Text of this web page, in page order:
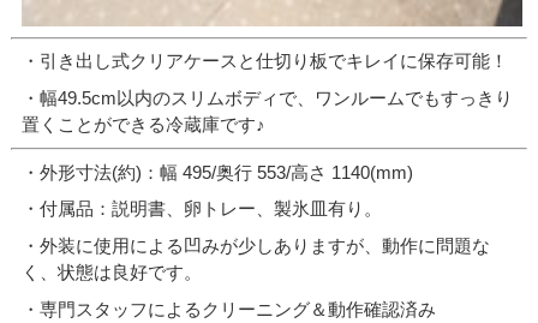
・引き出し式クリアケースと仕切り板でキレイに保存可能！
・幅49.5cm以内のスリムボディで、ワンルームでもすっきり
置くことができる冷蔵庫です♪
・外形寸法(約)：幅 495/奥行 553/高さ 1140(mm)
・付属品：説明書、卵トレー、製氷皿有り。
・外装に使用による凹みが少しありますが、動作に問題な
く、状態は良好です。
・専門スタッフによるクリーニング＆動作確認済み